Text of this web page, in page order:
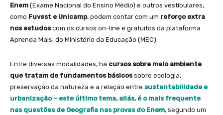
Enem (Exame Nacional do Ensino Médio) e outros vestibulares,
como Fuvest e Unicamp, podem contar com um reforço extra
nos estudoscom os cursos on-line e gratuitos da plataforma
Aprenda Mais, do Ministério da Educação (MEC).
Entre diversas modalidades, há cursos sobre meio ambiente
que tratam de fundamentos básicossobre ecologia,
preservação da natureza e a relação entre sustentabilidade e
urbanização – este último tema, aliás, é o mais frequente
nas questões de Geografia nas provas do Enem, segundo um